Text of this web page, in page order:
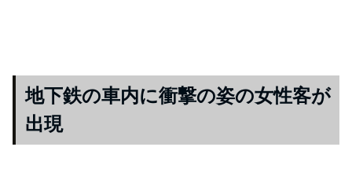
地下鉄の車内に衝撃の姿の女性客が
出現